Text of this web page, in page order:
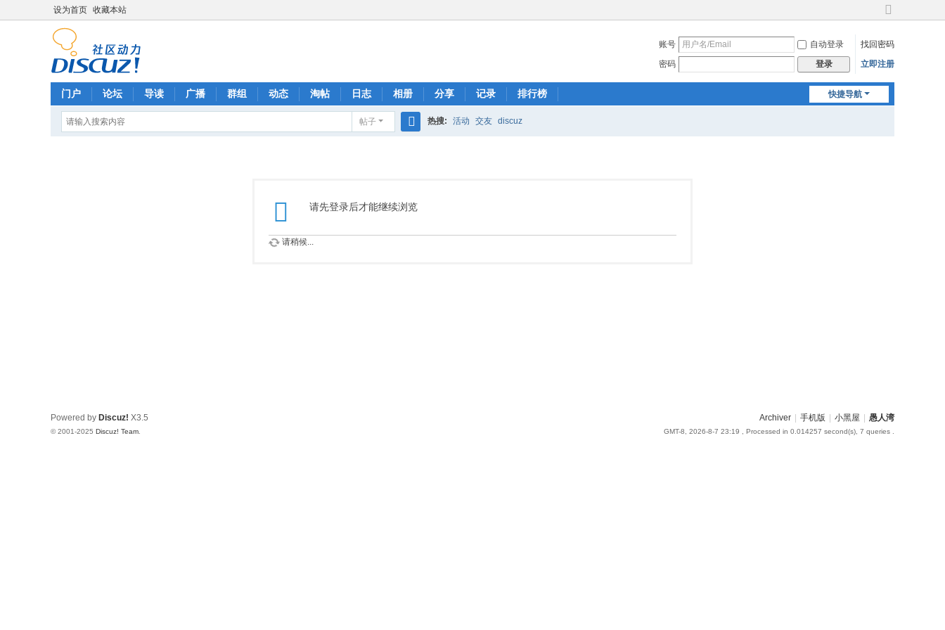
设为首页 收藏本站
切
到
宽
账号 自动登录
找回密码
密码
登录 立即注册
快捷导航
门户 论坛 导读 广播 群组 动态 淘帖 日志 相册 分享 记录 排行榜
帖子 热搜: 活动 交友 discuz
请先登录后才能继续浏览
请稍候...
Archiver 手机版 小黑屋 愚人湾
GMT-8, 2026-8-7 23:19 , Processed in 0.014257 second(s), 7 queries .
Powered by Discuz! X3.5
© 2001-2025 Discuz! Team